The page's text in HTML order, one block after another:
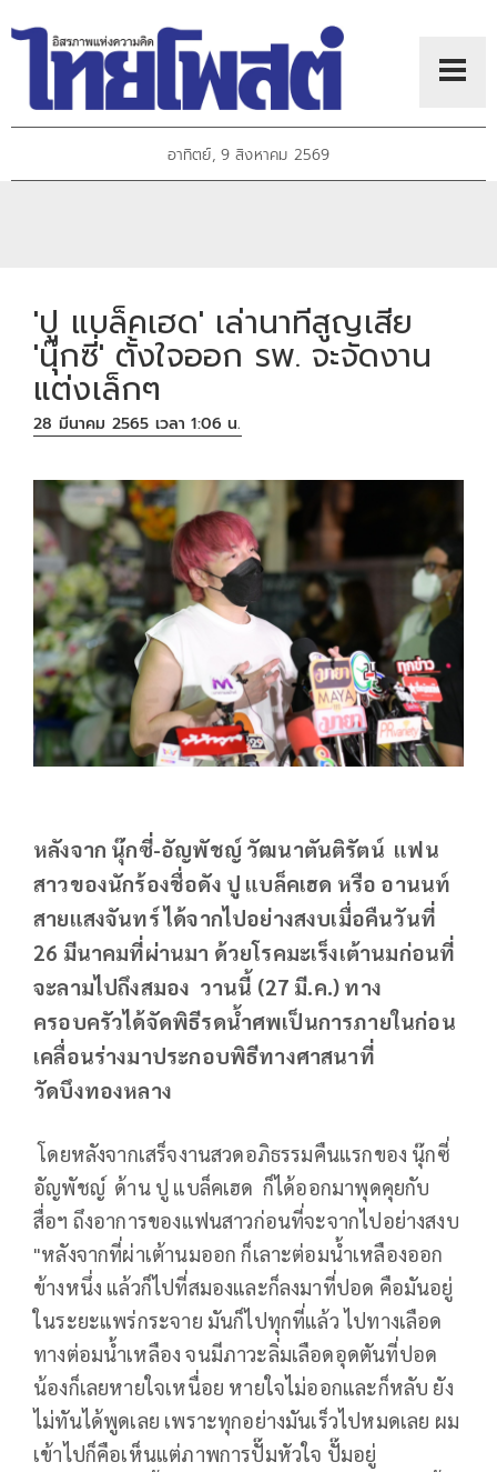
อาทิตย์, 9 สิงหาคม 2569
'ปู แบล็คเฮด' เล่านาทีสูญเสีย
'นุ๊กซี่' ตั้งใจออก รพ. จะจัดงาน
แต่งเล็กๆ
28 มีนาคม 2565 เวลา 1:06 น.
หลังจาก นุ๊กซี่-อัญพัชญ์ วัฒนาตันติรัตน์ แฟน
สาวของนักร้องชื่อดัง ปู แบล็คเฮด หรือ อานนท์
สายแสงจันทร์ ได้จากไปอย่างสงบเมื่อคืนวันที่
26 มีนาคมที่ผ่านมา ด้วยโรคมะเร็งเต้านมก่อนที่
จะลามไปถึงสมอง วานนี้ (27 มี.ค.) ทาง
ครอบครัวได้จัดพิธีรดน้ำศพเป็นการภายในก่อน
เคลื่อนร่างมาประกอบพิธีทางศาสนาที่
วัดบึงทองหลาง
โดยหลังจากเสร็จงานสวดอภิธรรมคืนแรกของ นุ๊กซี่
อัญพัชญ์ ด้าน ปู แบล็คเฮด ก็ได้ออกมาพุดคุยกับ
สื่อฯ ถึงอาการของแฟนสาวก่อนที่จะจากไปอย่างสงบ
"หลังจากที่ผ่าเต้านมออก ก็เลาะต่อมน้ำเหลืองออก
ข้างหนึ่ง แล้วก็ไปที่สมองและก็ลงมาที่ปอด คือมันอยู่
ในระยะแพร่กระจาย มันก็ไปทุกที่แล้ว ไปทางเลือด
ทางต่อมน้ำเหลือง จนมีภาวะลิ่มเลือดอุดตันที่ปอด
น้องก็เลยหายใจเหนื่อย หายใจไม่ออกและก็หลับ ยัง
ไม่ทันได้พูดเลย เพราะทุกอย่างมันเร็วไปหมดเลย ผม
เข้าไปก็คือเห็นแต่ภาพการปั๊มหัวใจ ปั๊มอยู่